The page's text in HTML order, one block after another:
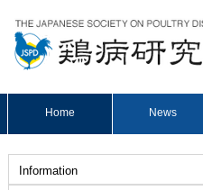
Home News
Information